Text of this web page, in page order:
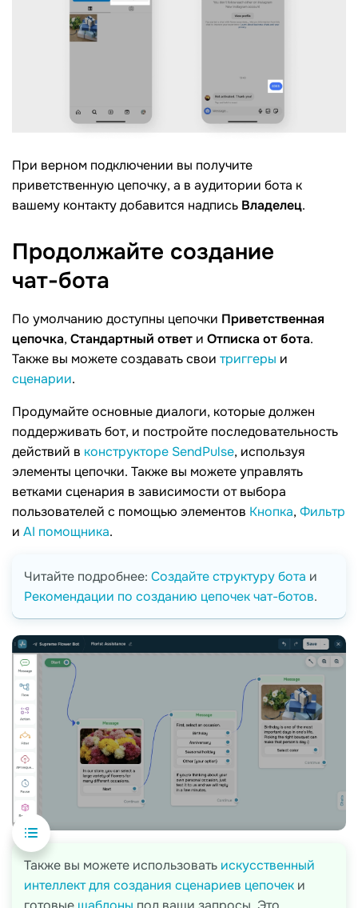
При верном подключении вы получите
приветственную цепочку, а в аудитории бота к
вашему контакту добавится надпись Владелец.
Продолжайте создание
чат-бота
По умолчанию доступны цепочки Приветственная
цепочка, Стандартный ответ и Отписка от бота.
Также вы можете создавать свои триггеры и
сценарии.
Продумайте основные диалоги, которые должен
поддерживать бот, и постройте последовательность
действий в конструкторе SendPulse, используя
элементы цепочки. Также вы можете управлять
ветками сценария в зависимости от выбора
пользователей с помощью элементов Кнопка, Фильтр
и AI помощника.
Читайте подробнее: Создайте структуру бота и
Рекомендации по созданию цепочек чат-ботов.
Также вы можете использовать искусственный
интеллект для создания сценариев цепочек и